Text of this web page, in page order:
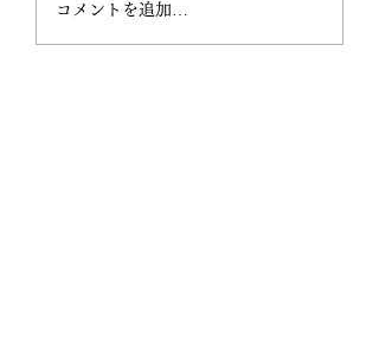
きます サロンでのご予約
優先でやらせてください
コメントを追加…